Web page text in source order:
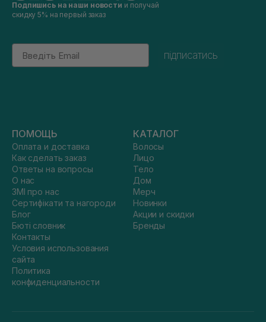
Подпишись на наши новости и получай
скидку 5% на первый заказ
Email
підписатись
ПОМОЩЬ
Оплата и доставка
Как сделать заказ
Ответы на вопросы
О нас
ЗМІ про нас
Сертифікати та нагороди
Блог
Бюті словник
Контакты
Условия использования
сайта
Политика
конфиденциальности
КАТАЛОГ
Волосы
Лицо
Тело
Дом
Мерч
Новинки
Акции и скидки
Бренды